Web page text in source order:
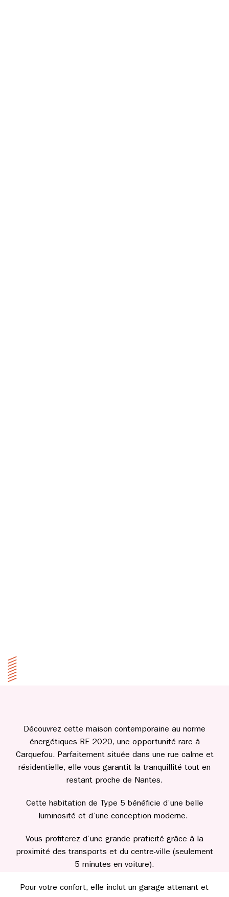
Découvrez cette maison contemporaine au norme
énergétiques RE 2020, une opportunité rare à
Carquefou. Parfaitement située dans une rue calme et
résidentielle, elle vous garantit la tranquillité tout en
restant proche de Nantes.
Cette habitation de Type 5 bénéficie d’une belle
luminosité et d’une conception moderne.
Vous profiterez d’une grande praticité grâce à la
proximité des transports et du centre-ville (seulement
5 minutes en voiture).
Pour votre confort, elle inclut un garage attenant et